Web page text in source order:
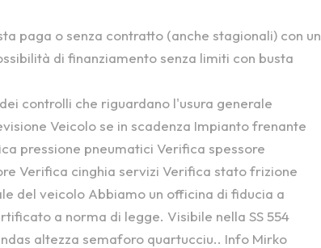
paga o senza contratto (anche stagionali) con un
di finanziamento senza limiti con busta
controlli che riguardano l'usura generale
Veicolo se in scadenza Impianto frenante
pressione pneumatici Verifica spessore
Verifica cinghia servizi Verifica stato frizione
del veicolo Abbiamo un officina di fiducia a
a norma di legge. Visibile nella SS 554
altezza semaforo quartucciu.. Info Mirko